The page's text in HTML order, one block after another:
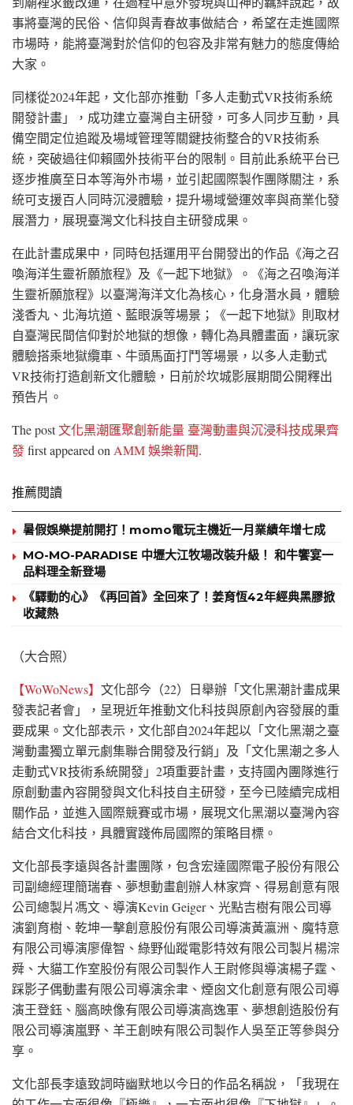
事將臺灣的民俗、信仰與青春故事做結合，希望在走進國際
市場時，能將臺灣對於信仰的包容及非常有魅力的態度傳給
大家。
同樣從2024年起，文化部亦推動「多人走動式VR技術系統
開發計畫」，成功建立臺灣自主研發，可多人同步互動，具
備空間定位追蹤及場域管理等關鍵技術整合的VR技術系
統，突破過往仰賴國外技術平台的限制。目前此系統平台已
逐步推廣至日本等海外市場，並引起國際製作團隊關注，系
統可支援百人同時沉浸體驗，提升場域營運效率與商業化發
展潛力，展現臺灣文化科技自主研發成果。
在此計畫成果中，同時包括運用平台開發出的作品《海之召
喚海洋生靈祈願旅程》及《一起下地獄》。《海之召喚海洋
生靈祈願旅程》以臺灣海洋文化為核心，化身潛水員，體驗
淺香丸、北海坑道、藍眼淚等場景；《一起下地獄》則取材
自臺灣民間信仰對於地獄的想像，轉化為具體畫面，讓玩家
體驗搭乘地獄纜車、牛頭馬面打鬥等場景，以多人走動式
VR技術打造創新文化體驗，日前於坎城影展期間公開釋出
預告片。
The post文化黑潮匯聚創新能量 臺灣動畫與沉浸科技成果齊
發first appeared onAMM 娛樂新聞.
推薦閱讀
暑假娛樂提前開打！momo電玩主機近一月業績年增七成
MO-MO-PARADISE 中壢大江牧場改裝升級！ 和牛饗宴一
品料理全新登場
《驛動的心》《再回首》全回來了！姜育恆42年經典黑膠掀
收藏熱
（大合照）
【WoWoNews】 文化部今（22）日舉辦「文化黑潮計畫成果
發表記者會」，呈現近年推動文化科技與原創內容發展的重
要成果。文化部表示，文化部自2024年起以「文化黑潮之臺
灣動畫獨立單元劇集聯合開發及行銷」及「文化黑潮之多人
走動式VR技術系統開發」2項重要計畫，支持國內團隊進行
原創動畫內容開發與文化科技自主研發，至今已陸續完成相
關作品，並進入國際競賽或市場，展現文化黑潮以臺灣內容
結合文化科技，具體實踐佈局國際的策略目標。
文化部長李遠與各計畫團隊，包含宏達國際電子股份有限公
司副總經理簡瑞春、夢想動畫創辦人林家齊、得易創意有限
公司總製片馮文、導演Kevin Geiger、光點吉樹有限公司導
演劉育樹、乾坤一擊創意股份有限公司導演黃瀛洲、魔特意
有限公司導演廖偉智、綠野仙蹤電影特效有限公司製片楊淙
舜、大貓工作室股份有限公司製作人王尉修與導演楊子霆、
踩影子偶動畫有限公司導演余聿、煙囪文化創意有限公司導
演王登鈺、腦高映像有限公司導演高逸軍、夢想創造股份有
限公司導演嵐野、羊王創映有限公司製作人吳至正等參與分
享。
文化部長李遠致詞時幽默地以今日的作品名稱說，「我現在